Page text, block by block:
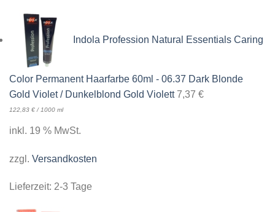
Indola Profession Natural Essentials Caring
Color Permanent Haarfarbe 60ml - 06.37 Dark Blonde
Gold Violet / Dunkelblond Gold Violett 7,37 €
122,83 € / 1000 ml
inkl. 19 % MwSt.
zzgl. Versandkosten
Lieferzeit: 2-3 Tage